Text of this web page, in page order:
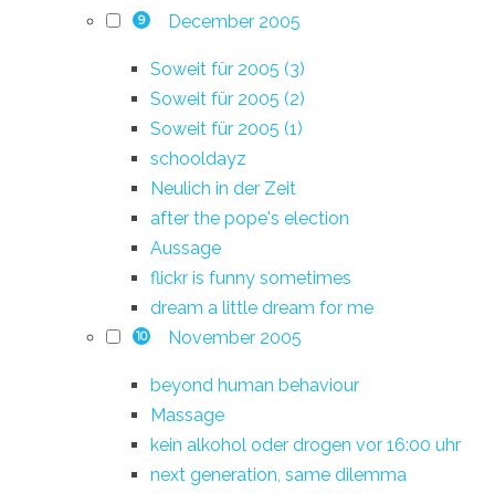
9 December 2005
Soweit für 2005 (3)
Soweit für 2005 (2)
Soweit für 2005 (1)
schooldayz
Neulich in der Zeit
after the pope's election
Aussage
flickr is funny sometimes
dream a little dream for me
10 November 2005
beyond human behaviour
Massage
kein alkohol oder drogen vor 16:00 uhr
next generation, same dilemma